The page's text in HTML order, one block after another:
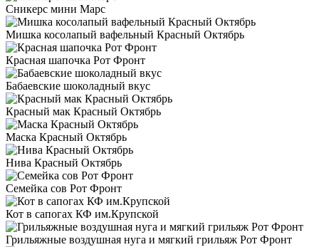
Сникерс мини Марс
Мишка косолапый вафельный Красный Октябрь
Красная шапочка Рот Фронт
Бабаевские шоколадный вкус
Красный мак Красный Октябрь
Маска Красный Октябрь
Нива Красный Октябрь
Семейка сов Рот Фронт
Кот в сапогах КФ им.Крупской
Грильяжные воздушная нуга и мягкий грильяж Рот Фронт